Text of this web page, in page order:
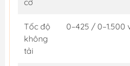
cơ
Tốc độ
không
tải
0–425 /